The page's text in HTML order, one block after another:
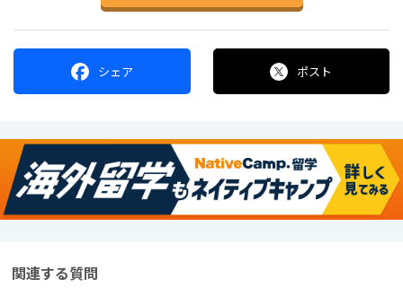
シェア ポスト
関連する質問